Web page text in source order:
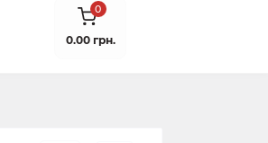
0
0.00 грн.